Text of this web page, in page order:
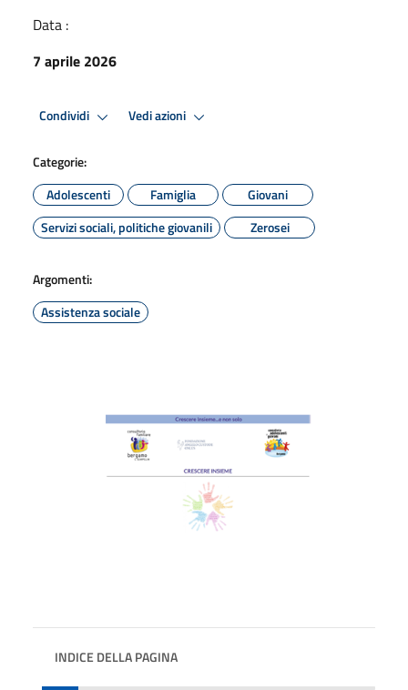
Data :
7 aprile 2026
Condividi Vedi azioni
Categorie:
Adolescenti
Famiglia
Giovani
Servizi sociali, politiche giovanili
Zerosei
Argomenti:
Assistenza sociale
INDICE DELLA PAGINA